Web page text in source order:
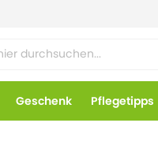
Geschenk Pflegetipps